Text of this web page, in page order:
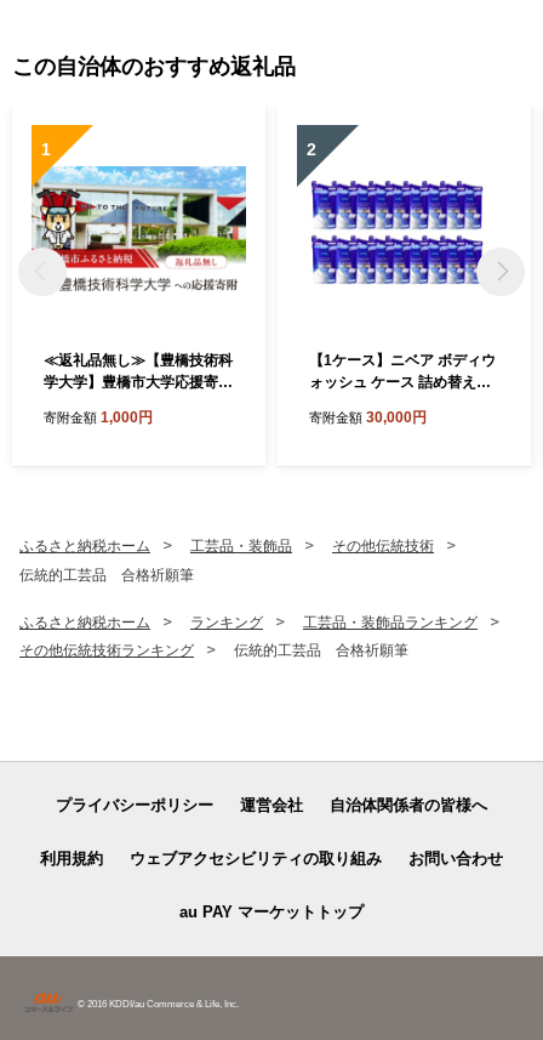
この自治体のおすすめ返礼品
1
≪返礼品無し≫【豊橋技術科
学大学】豊橋市大学応援寄附
市への寄附 返礼品無し 寄附
寄附金額 1,000円
2
【1ケース】ニベア ボディウ
ォッシュ ケース 詰め替え 1
花王 「お風呂からできるプ
寄附金額 30,000円
ふるさと納税ホーム 工芸品・装飾品
その他伝統技術
伝統的工芸品 合格祈願筆
ふるさと納税ホーム ランキング
工芸品・装飾品ランキング
その他伝統技術ランキング
伝統的工芸品 合格祈願筆
プライバシーポリシー 運営会社 自治体関係者の皆様へ
利用規約 ウェブアクセシビリティの取り組み お問い合わせ
au PAY マーケットトップ
© 2016 KDDI/au Commerce & Life, Inc.